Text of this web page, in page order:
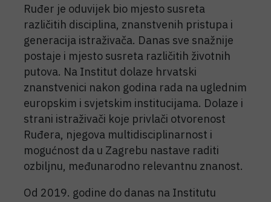
Ruđer je oduvijek bio mjesto susreta
različitih disciplina, znanstvenih pristupa i
generacija istraživača. Danas sve snažnije
postaje i mjesto susreta različitih životnih
putova. Na Institut dolaze hrvatski
znanstvenici nakon godina rada na uglednim
europskim i svjetskim institucijama. Dolaze i
strani istraživači koje privlači otvorenost
Ruđera, njegova multidisciplinarnost i
mogućnost da u Zagrebu nastave raditi
ozbiljnu, međunarodno relevantnu znanost.
Od 2019. godine do danas na Institutu